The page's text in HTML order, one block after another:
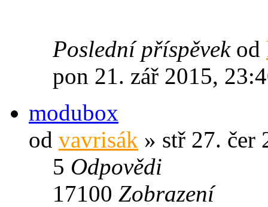
Poslední příspěvek od
pon 21. zář 2015,
modubox
od vavrisák » stř 27. čer
5 Odpovědi
17100 Zobrazení